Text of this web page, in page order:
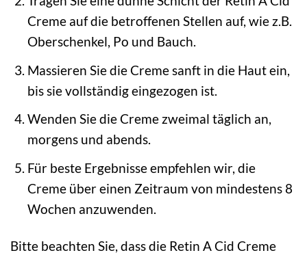
Creme auf die betroffenen Stellen auf, wie z.B.
Oberschenkel, Po und Bauch.
Massieren Sie die Creme sanft in die Haut ein,
bis sie vollständig eingezogen ist.
Wenden Sie die Creme zweimal täglich an,
morgens und abends.
Für beste Ergebnisse empfehlen wir, die
Creme über einen Zeitraum von mindestens 8
Wochen anzuwenden.
Bitte beachten Sie, dass die Retin A Cid Creme